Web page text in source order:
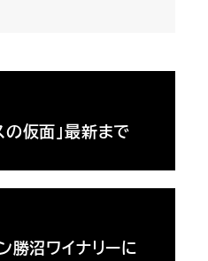
の仮面」最新まで
勝沼ワイナリーに